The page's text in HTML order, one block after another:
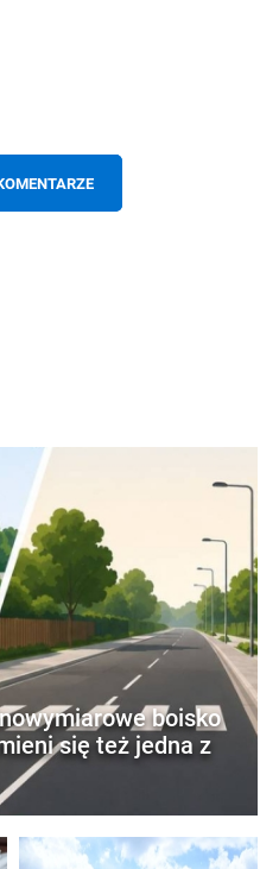
boisko
się też jedna z